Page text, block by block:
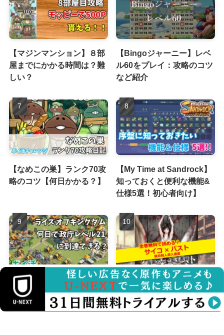
【マジンマンション】８部
屋までにかかる時間は？難
しい？
【Bingoジャーニー】レベ
ル60をプレイ：攻略のコツ
など紹介
【なめこの巣】ランク70攻
略のコツ【何日かかる？】
【My Time at Sandrock】
知っておくと便利な機能&
仕様5選！初心者向け】
【ライズオブキングダム】
政庁レベル21到達までにか
かる時間は？【ポイ活】
サイコパスト無料で読め
る？漫画raw・電子書籍を
徹底比較！